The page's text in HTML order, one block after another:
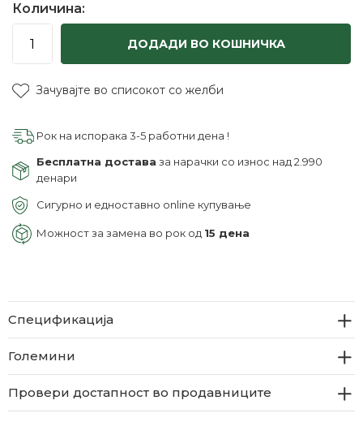
Количина:
ДОДАДИ ВО КОШНИЧКА
Зачувајте во списокот со желби
Рок на испорака 3-5 работни дена !
Бесплатна достава за нарачки со износ над 2.990
денари
Сигурно и едноставно online купување
Можност за замена во рок од 15 дена
Спецификација
Големини
Провери достапност во продавниците